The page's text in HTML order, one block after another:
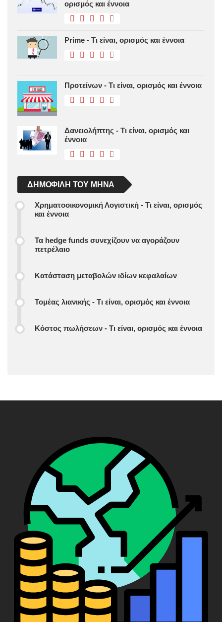
ορισμός και έννοια
Prime - Τι είναι, ορισμός και έννοια
Προτείνων - Τι είναι, ορισμός και έννοια
Δανειολήπτης - Τι είναι, ορισμός και
έννοια
ΔΗΜΟΦΙΛΉ ΤΟΥ ΜΉΝΑ
Χρηματοοικονομική Λογιστική - Τι είναι, ορισμός
και έννοια
Τα hedge funds συνεχίζουν να αγοράζουν
πετρέλαιο
Κατάσταση μεταβολών ιδίων κεφαλαίων
Τομέας λιανικής - Τι είναι, ορισμός και έννοια
Κόστος πωλήσεων - Τι είναι, ορισμός και έννοια